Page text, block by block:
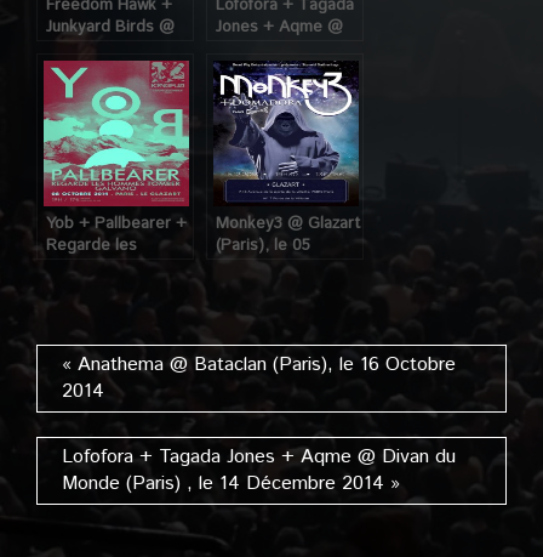
Junkyard Birds @
Glazart (Paris), le
07 Avril 2014
Jones + Aqme @
(Paris) , le 14
Décembre 2014
Yob + Pallbearer +
Regarde les
Hommes Tomber +
(Paris), le 08
Monkey3 @ Glazart
(Paris), le 05
Décembre 2013
« Anathema @ Bataclan (Paris), le 16 Octobre
2014
Lofofora + Tagada Jones + Aqme @ Divan du
Monde (Paris) , le 14 Décembre 2014 »